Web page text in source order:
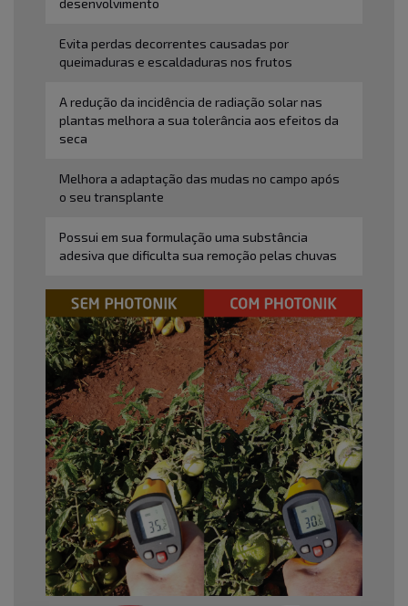
desenvolvimento
Evita perdas decorrentes causadas por
queimaduras e escaldaduras nos frutos
A redução da incidência de radiação solar nas
plantas melhora a sua tolerância aos efeitos da
seca
Melhora a adaptação das mudas no campo após
o seu transplante
Possui em sua formulação uma substância
adesiva que dificulta sua remoção pelas chuvas